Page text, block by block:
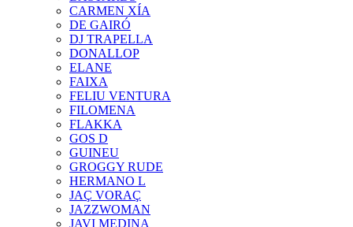
CARMEN XÍA
DE GAIRÓ
DJ TRAPELLA
DONALLOP
ELANE
FAIXA
FELIU VENTURA
FILOMENA
FLAKKA
GOS D
GUINEU
GROGGY RUDE
HERMANO L
JAÇ VORAÇ
JAZZWOMAN
JAVI MEDINA